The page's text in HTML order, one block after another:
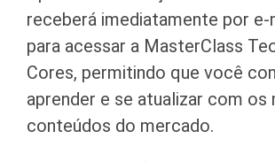
receberá imediatamente por e-
para acessar a MasterClass
Cores, permitindo que você
aprender e se atualizar com os
conteúdos do mercado.